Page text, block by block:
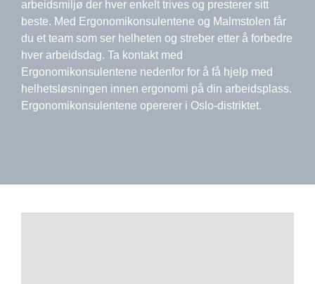
arbeidsmiljø der hver enkelt trives og presterer sitt
beste. Med Ergonomikonsulentene og Malmstolen får
du et team som ser helheten og streber etter å forbedre
hver arbeidsdag. Ta kontakt med
Ergonomikonsulentene nedenfor for å få hjelp med
helhetsløsningen innen ergonomi på din arbeidsplass.
Ergonomikonsulentene opererer i Oslo-distriktet.